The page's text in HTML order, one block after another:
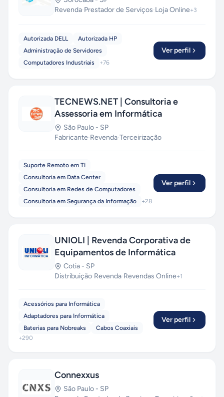
Revenda·Prestador de Serviços·Loja Online+3
Autorizada DELL
Autorizada HP
Administração de Servidores
Computadores Industriais
+76
Ver perfil
TECNEWS.NET | Consultoria e
Assessoria em Informática
São Paulo - SP
Fabricante·Revenda·Terceirização
Suporte Remoto em TI
Consultoria em Data Center
Consultoria em Redes de Computadores
Consultoria em Segurança da Informação
+28
Ver perfil
UNIOLI | Revenda Corporativa de
Equipamentos de Informática
Cotia - SP
Distribuição·Revenda·Revendas Online+1
Acessórios para Informática
Adaptadores para Informática
Baterias para Nobreaks
Cabos Coaxiais
+290
Ver perfil
Connexxus
São Paulo - SP